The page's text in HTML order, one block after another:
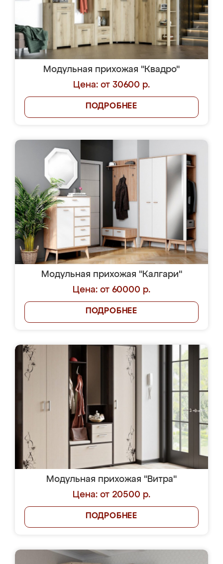
Модульная прихожая "Квадро"
Цена: от 30600 р.
ПОДРОБНЕЕ
Модульная прихожая "Калгари"
Цена: от 60000 р.
ПОДРОБНЕЕ
Модульная прихожая "Витра"
Цена: от 20500 р.
ПОДРОБНЕЕ